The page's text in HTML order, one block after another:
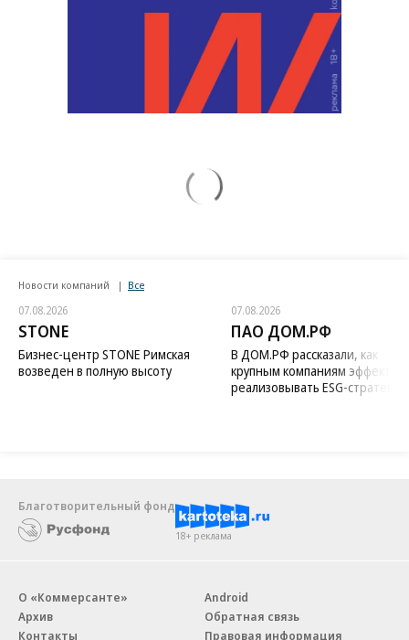
Новости компаний Все
07.08.2026
STONE
Бизнес-центр STONE Римская
возведен в полную высоту
07.08.2026
ПАО ДОМ.РФ
В ДОМ.РФ рассказали, как
крупным компаниям
реализовывать ESG-стратегию
Благотворительный фонд
18+ реклама
О «Коммерсанте»
Архив
Контакты
Android
Обратная связь
Правовая информация